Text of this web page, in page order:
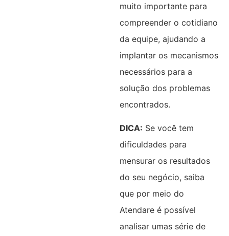
muito importante para
compreender o cotidiano
da equipe, ajudando a
implantar os mecanismos
necessários para a
solução dos problemas
encontrados.
DICA: Se você tem
dificuldades para
mensurar os resultados
do seu negócio, saiba
que por meio do
Atendare é possível
analisar umas série de